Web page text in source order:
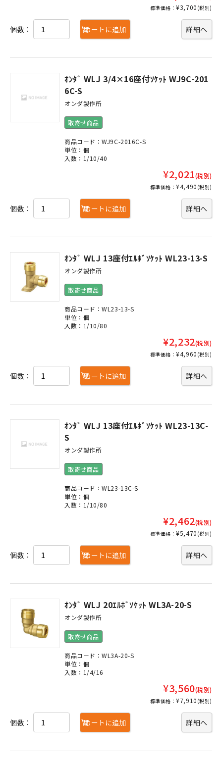
標準価格：¥3,700 (税別)
詳細へ
個数： カートに追加
ｵﾝﾀﾞ WLJ 3/4×16座付ｿｹｯﾄ WJ9C-201
6C-S
オンダ製作所
取寄せ商品
商品コード：WJ9C-2016C-S
単位：個
入数：1/10/40
¥2,021(税別)
標準価格：¥4,490 (税別)
詳細へ
個数： カートに追加
ｵﾝﾀﾞ WLJ 13座付ｴﾙﾎﾞｿｹｯﾄ WL23-13-S
オンダ製作所
取寄せ商品
商品コード：WL23-13-S
単位：個
入数：1/10/80
¥2,232(税別)
標準価格：¥4,960 (税別)
詳細へ
個数： カートに追加
ｵﾝﾀﾞ WLJ 13座付ｴﾙﾎﾞｿｹｯﾄ WL23-13C-
S
オンダ製作所
取寄せ商品
商品コード：WL23-13C-S
単位：個
入数：1/10/80
¥2,462(税別)
標準価格：¥5,470 (税別)
詳細へ
個数： カートに追加
ｵﾝﾀﾞ WLJ 20ｴﾙﾎﾞｿｹｯﾄ WL3A-20-S
オンダ製作所
取寄せ商品
商品コード：WL3A-20-S
単位：個
入数：1/4/16
¥3,560(税別)
標準価格：¥7,910 (税別)
詳細へ
個数： カートに追加